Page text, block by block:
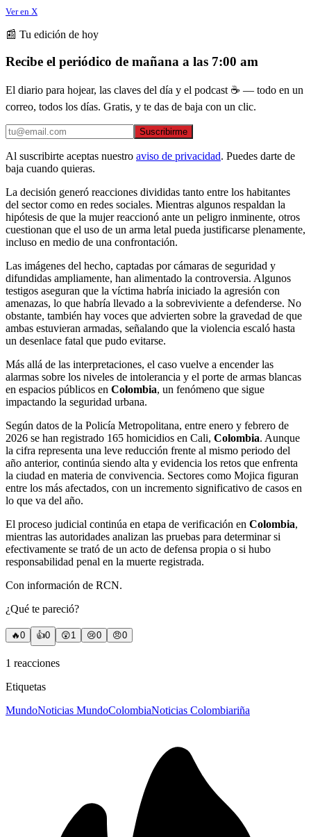
Ver en X
📰 Tu edición de hoy
Recibe el periódico de mañana a las 7:00 am
El diario para hojear, las claves del día y el podcast ☕ — todo en un
correo, todos los días. Gratis, y te das de baja con un clic.
Suscribirme
Al suscribirte aceptas nuestro aviso de privacidad. Puedes darte de
baja cuando quieras.
La decisión generó reacciones divididas tanto entre los habitantes
del sector como en redes sociales. Mientras algunos respaldan la
hipótesis de que la mujer reaccionó ante un peligro inminente, otros
cuestionan que el uso de un arma letal pueda justificarse plenamente,
incluso en medio de una confrontación.
Las imágenes del hecho, captadas por cámaras de seguridad y
difundidas ampliamente, han alimentado la controversia. Algunos
testigos aseguran que la víctima habría iniciado la agresión con
amenazas, lo que habría llevado a la sobreviviente a defenderse. No
obstante, también hay voces que advierten sobre la gravedad de que
ambas estuvieran armadas, señalando que la violencia escaló hasta
un desenlace fatal que pudo evitarse.
Más allá de las interpretaciones, el caso vuelve a encender las
alarmas sobre los niveles de intolerancia y el porte de armas blancas
en espacios públicos en Colombia, un fenómeno que sigue
impactando la seguridad urbana.
Según datos de la Policía Metropolitana, entre enero y febrero de
2026 se han registrado 165 homicidios en Cali, Colombia. Aunque
la cifra representa una leve reducción frente al mismo periodo del
año anterior, continúa siendo alta y evidencia los retos que enfrenta
la ciudad en materia de convivencia. Sectores como Mojica figuran
entre los más afectados, con un incremento significativo de casos en
lo que va del año.
El proceso judicial continúa en etapa de verificación en Colombia,
mientras las autoridades analizan las pruebas para determinar si
efectivamente se trató de un acto de defensa propia o si hubo
responsabilidad penal en la muerte registrada.
Con información de RCN.
¿Qué te pareció?
🔥0 👍0 😲1 😢0 😠0
1 reacciones
Etiquetas
MundoNoticias MundoColombiaNoticias Colombiariña